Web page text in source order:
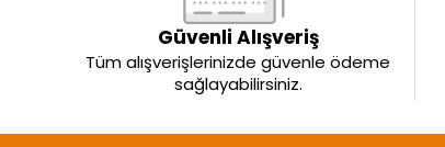
Güvenli Alışveriş
Tüm alışverişlerinizde güvenle ödeme
sağlayabilirsiniz.